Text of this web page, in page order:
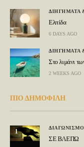
ΔΙΗΓΗΜΑΤΑ
Ελπίδα
6 DAYS AGO
ΔΙΗΓΗΜΑΤΑ
Στο λιμάνι
2 WEEKS AGO
ΠΙΟ ΔΗΜΟΦΙΛΗ
1
ΣΕ ΒΛΕΠΩ